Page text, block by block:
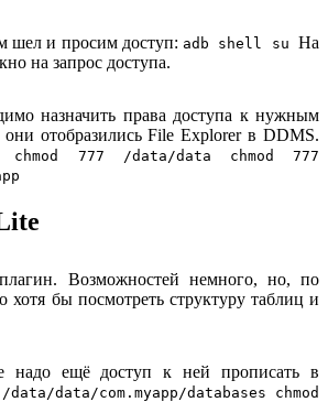
шел и просим доступ: adb shell suНа
на запрос доступа.
назначить права доступа к нужным
отобразились File Explorer в DDMS.
chmod 777 /data/data chmod 777
Возможностей немного, но, по
бы посмотреть структуру таблиц и
надо ещё доступ к ней прописать в
/data/data/com.myapp/databases chmod